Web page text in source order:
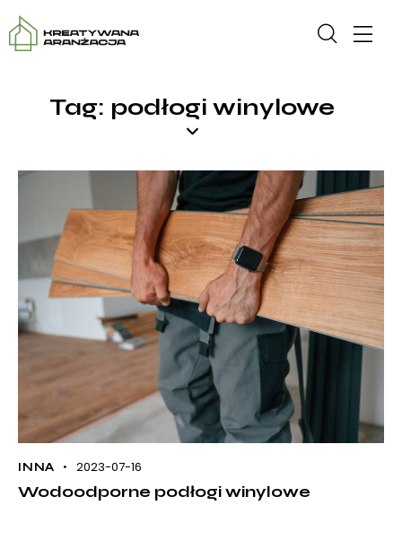
Tag: podłogi winylowe
INNA 2023-07-16
Wodoodporne podłogi winylowe